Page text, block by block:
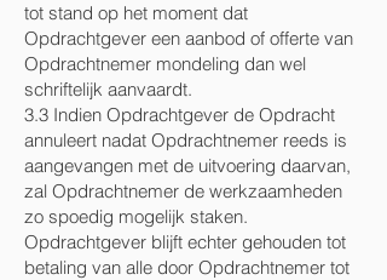
tot stand op het moment dat
Opdrachtgever een aanbod of offerte van
Opdrachtnemer mondeling dan wel
schriftelijk aanvaardt.
3.3 Indien Opdrachtgever de Opdracht
annuleert nadat Opdrachtnemer reeds is
aangevangen met de uitvoering daarvan,
zal Opdrachtnemer de werkzaamheden
zo spoedig mogelijk staken.
Opdrachtgever blijft echter gehouden tot
betaling van alle door Opdrachtnemer tot